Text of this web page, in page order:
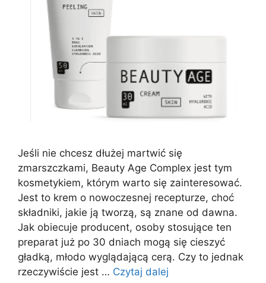
Jeśli nie chcesz dłużej martwić się
zmarszczkami, Beauty Age Complex jest tym
kosmetykiem, którym warto się zainteresować.
Jest to krem o nowoczesnej recepturze, choć
składniki, jakie ją tworzą, są znane od dawna.
Jak obiecuje producent, osoby stosujące ten
preparat już po 30 dniach mogą się cieszyć
gładką, młodo wyglądającą cerą. Czy to jednak
rzeczywiście jest … Czytaj dalej